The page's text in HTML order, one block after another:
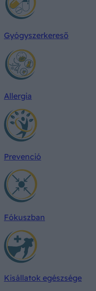
Gyógyszerkereső
Allergia
Prevenció
Fókuszban
Kisállatok egészsége